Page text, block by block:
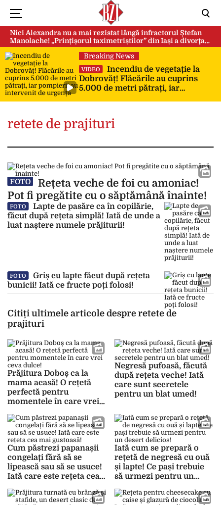
Nici Alexandra nu a mai rezistat lângă infractorul Ștefan
Manolache! „Prințișorul taximetriștilor” din Iași a divorţat
după doi ani de căsnicie
Breaking News
VIDEO
Incendiu de vegetație la
Dobrovăț! Flăcările au cuprins
5.000 de metri pătrați, iar
retete de prajituri
FOTO
Rețeta veche de foi cu amoniac!
Pot fi pregătite cu o săptămână înainte!
FOTO
Lapte de pasăre ca în copilărie,
făcut după rețeta simplă! Iată de unde a
luat naștere numele prăjiturii!
FOTO
Griș cu lapte făcut după rețeta
bunicii! Iată ce fructe poți folosi!
Citiți ultimele articole despre retete de
prajituri
Prăjitura Doboș ca la
mama acasă! O rețetă
perfectă pentru
momentele în care vrei
Negresă pufoasă, făcută
după rețeta veche! Iată
care sunt secretele
pentru un blat umed!
Cum păstrezi papanașii
congelați fără să se
lipească sau să se usuce!
Iată care este rețeta cea
Iată cum se prepară o
rețetă de negresă cu ouă
și lapte! Ce pași trebuie
să urmezi pentru un